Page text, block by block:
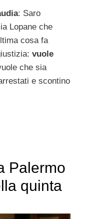
: Saro
Lopane che
cosa fa
vuole
che sia
e scontino
Palermo
quinta